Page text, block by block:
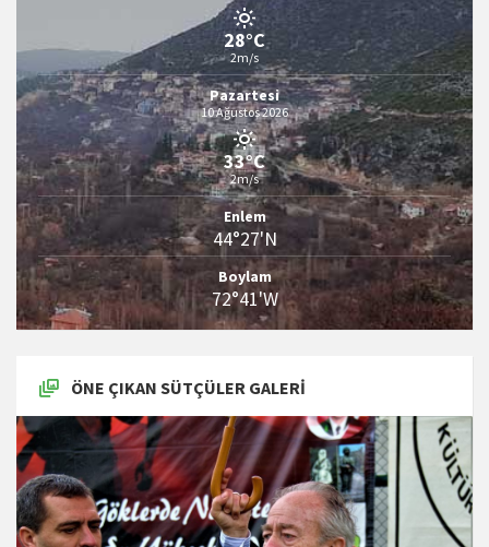
28°C
2m/s
Pazartesi
10 Ağustos 2026
33°C
2m/s
Enlem
44°27'N
Boylam
72°41'W
ÖNE ÇIKAN SÜTÇÜLER GALERI